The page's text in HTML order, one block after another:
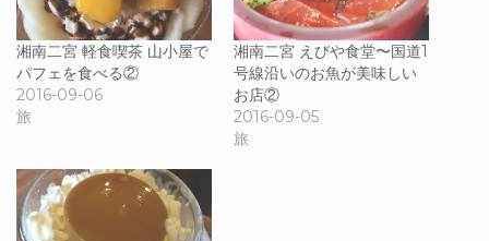
湘南二宮 軽食喫茶 山小屋で
パフェを食べる②
2016-09-06
旅
湘南二宮 えびや食堂〜国道1
号線沿いのお魚が美味しい
お店②
2016-09-05
旅